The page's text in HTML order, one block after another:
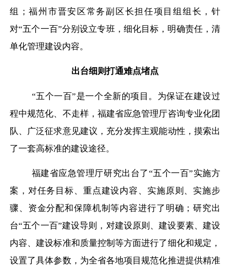
组；福州市晋安区常务副区长担任项目组组长，针
对“五个一百”分别设立专班，细化目标，明确责任，清
单化管理建设内容。
出台细则打通难点堵点
“五个一百”是一个全新的项目。为保证在建设过
程中规范化、不走样，福建省应急管理厅咨询专业化团
队、广泛征求意见建议，充分发挥主观能动性，摸索出
了一套高标准的建设途径。
福建省应急管理厅研究出台了“五个一百”实施方
案，对任务目标、重点建设内容、实施原则、实施步
骤、资金分配和保障机制等内容进行了明确；研究出
台“五个一百”建设导则，对建设原则、建设要素、建设
内容、建设标准和质量控制等方面进行了细化和规定，
设置了具体参数，为全省各地项目规范化推进提供精准